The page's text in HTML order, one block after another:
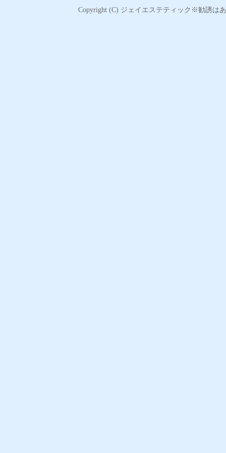
Copyright (C) ジェイエステティック※勧誘は